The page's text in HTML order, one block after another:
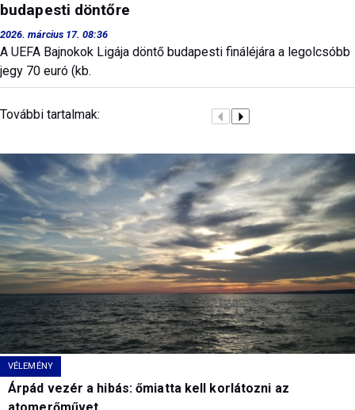
budapesti döntőre
2026. március 17. 08:36
A UEFA Bajnokok Ligája döntő budapesti fináléjára a legolcsóbb
jegy 70 euró (kb.
További tartalmak:
VÉLEMÉNY
Árpád vezér a hibás: őmiatta kell korlátozni az
atomerőművet